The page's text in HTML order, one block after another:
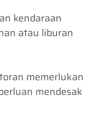
kendaraan
atau liburan
memerlukan
mendesak